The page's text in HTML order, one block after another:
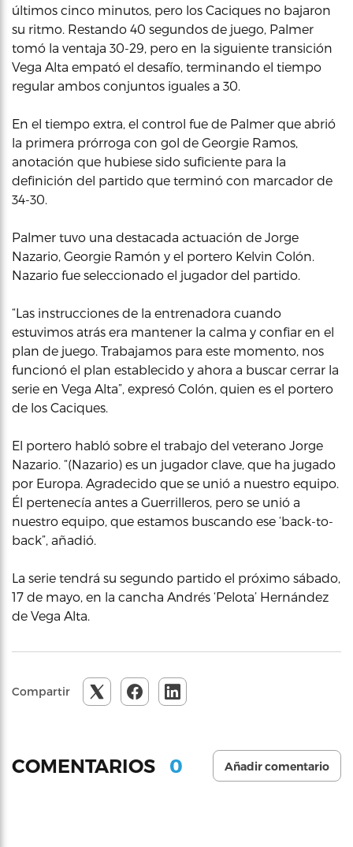
últimos cinco minutos, pero los Caciques no bajaron
su ritmo. Restando 40 segundos de juego, Palmer
tomó la ventaja 30-29, pero en la siguiente transición
Vega Alta empató el desafío, terminando el tiempo
regular ambos conjuntos iguales a 30.
En el tiempo extra, el control fue de Palmer que abrió
la primera prórroga con gol de Georgie Ramos,
anotación que hubiese sido suficiente para la
definición del partido que terminó con marcador de
34-30.
Palmer tuvo una destacada actuación de Jorge
Nazario, Georgie Ramón y el portero Kelvin Colón.
Nazario fue seleccionado el jugador del partido.
“Las instrucciones de la entrenadora cuando
estuvimos atrás era mantener la calma y confiar en el
plan de juego. Trabajamos para este momento, nos
funcionó el plan establecido y ahora a buscar cerrar la
serie en Vega Alta”, expresó Colón, quien es el portero
de los Caciques.
El portero habló sobre el trabajo del veterano Jorge
Nazario. “(Nazario) es un jugador clave, que ha jugado
por Europa. Agradecido que se unió a nuestro equipo.
Él pertenecía antes a Guerrilleros, pero se unió a
nuestro equipo, que estamos buscando ese ‘back-to-
back”, añadió.
La serie tendrá su segundo partido el próximo sábado,
17 de mayo, en la cancha Andrés ‘Pelota’ Hernández
de Vega Alta.
Compartir
COMENTARIOS 0 Añadir comentario